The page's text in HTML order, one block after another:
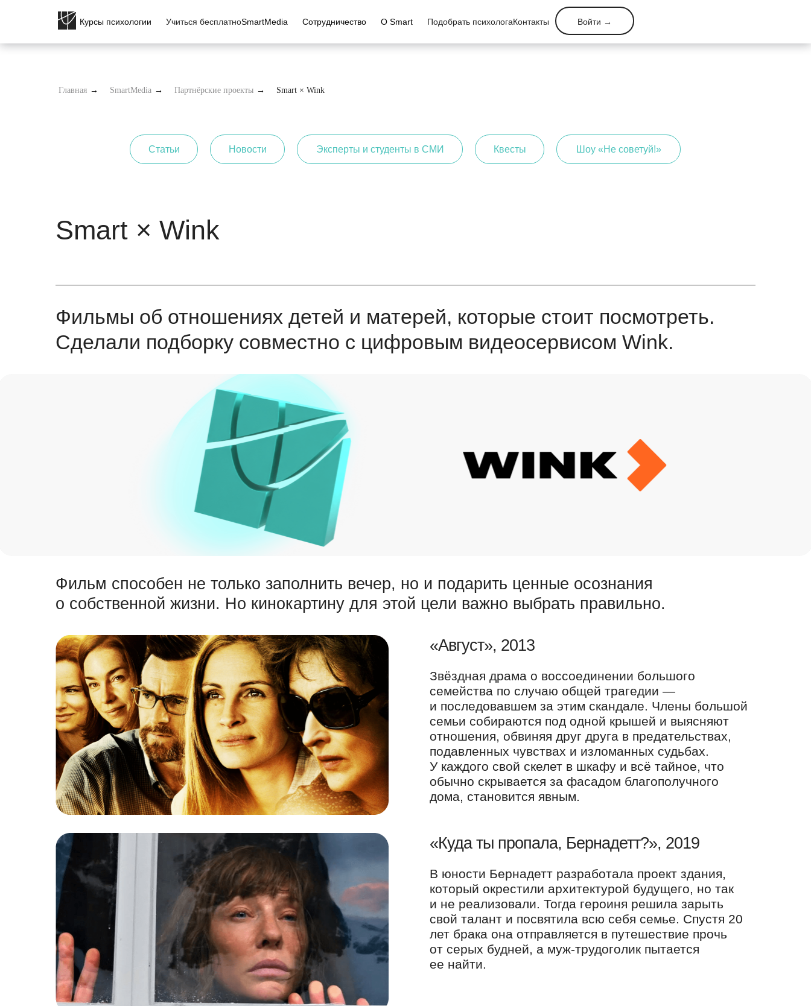
Курсы психологии
Практический психолог
Детский психолог
Семейный психолог
Терапевт КПТ
Арт-терапевт
Расстройства пищевого
поведения
Возрастная психология
Метод ДПДГ в практике психолога-
консультанта
Программа «Эксперт»
Учиться бесплатноSmartMedia Сотрудничество
Стать партнером
О Smart
Сведения об образовательной организации
Отзывы
Наши партнеры
ДПО — что это такое?
Международный диплом MBA
Подобрать психологаКонтакты Войти →
Главная → SmartMedia → Партнёрские проекты → Smart × Wink
Эксперты и студенты в СМИ
Статьи Новости Квесты Шоу «Не советуй!»
Smart × Wink
Фильмы об отношениях детей и матерей, которые стоит посмотреть.
Сделали подборку совместно с цифровым видеосервисом Wink.
Фильм способен не только заполнить вечер, но и подарить ценные осознания
о собственной жизни. Но кинокартину для этой цели важно выбрать правильно.
«Август», 2013
Звёздная драма о воссоединении большого
семейства по случаю общей трагедии —
и последовавшем за этим скандале. Члены большой
семьи собираются под одной крышей и выясняют
отношения, обвиняя друг друга в предательствах,
подавленных чувствах и изломанных судьбах.
У каждого свой скелет в шкафу и всё тайное, что
обычно скрывается за фасадом благополучного
дома, становится явным.
«Куда ты пропала, Бернадетт?», 2019
В юности Бернадетт разработала проект здания,
который окрестили архитектурой будущего, но так
и не реализовали. Тогда героиня решила зарыть
свой талант и посвятила всю себя семье. Спустя 20
лет брака она отправляется в путешествие прочь
от серых будней, а муж-трудоголик пытается
ее найти.